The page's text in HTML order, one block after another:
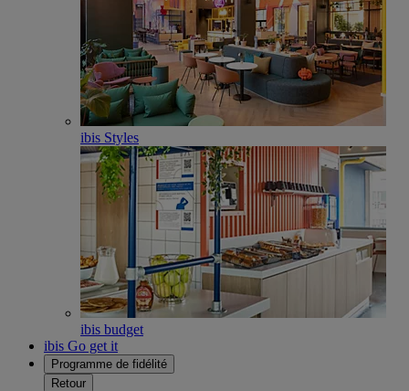
ibis Styles
ibis budget
ibis Go get it
Programme de fidélité
Retour